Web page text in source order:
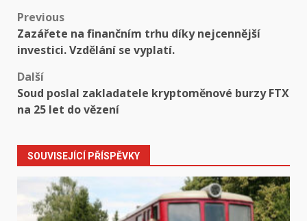
Post
navigation
Previous
Zazářete na finančním trhu díky nejcennější
investici. Vzdělání se vyplatí.
Další
Soud poslal zakladatele kryptoměnové burzy FTX
na 25 let do vězení
SOUVISEJÍCÍ PŘÍSPĚVKY